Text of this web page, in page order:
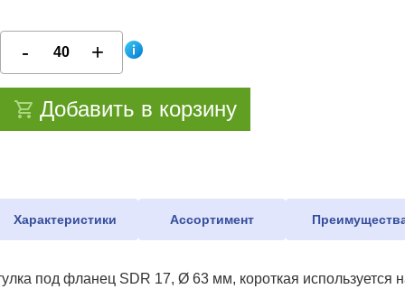
Добавить в корзину
Характеристики Ассортимент
под фланец SDR 17, Ø 63 мм, короткая используется